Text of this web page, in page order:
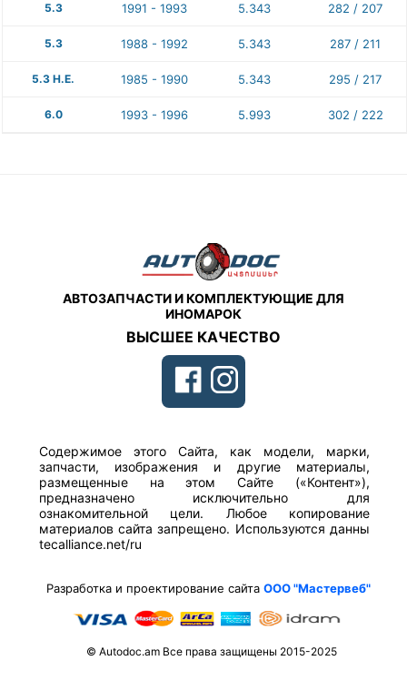
5.3 1991 - 1993 5.343 282 / 207
5.3 1988 - 1992 5.343 287 / 211
5.3 H.E. 1985 - 1990 5.343 295 / 217
6.0 1993 - 1996 5.993 302 / 222
АВТОЗАПЧАСТИ И КОМПЛЕКТУЮЩИЕ ДЛЯ
ИНОМАРОК
ВЫСШЕЕ КАЧЕСТВО
Содержимое этого Сайта, как модели, марки,
запчасти, изображения и другие материалы,
размещенные на этом Сайте («Контент»),
предназначено исключительно для
ознакомительной цели. Любое копирование
материалов сайта запрещено. Используются данны
tecalliance.net/ru
Разработка и проектирование сайтаООО "Мастервеб"
© Autodoc.am Все права защищены 2015-2025